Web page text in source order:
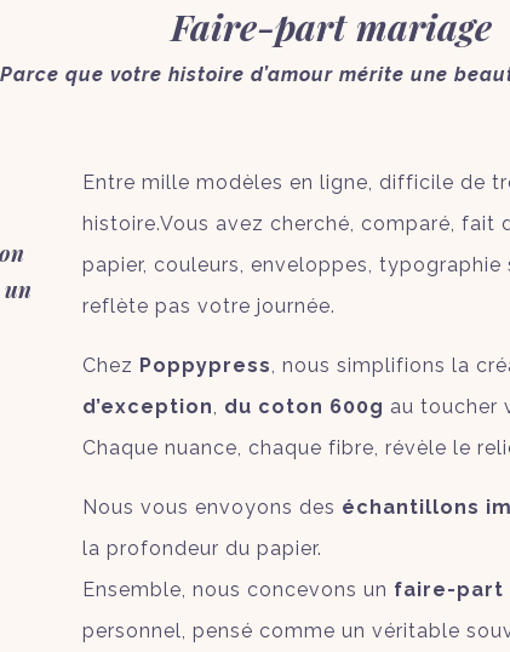
Faire-part mariage
Parce que votre histoire d’amour mérite une
Entre mille modèles en ligne, difficile de
histoire.Vous avez cherché, comparé, fait
papier, couleurs, enveloppes,
reflète pas votre journée.
Chez Poppypress, nous simplifions la
d’exception, du coton 600g au toucher
Chaque nuance, chaque fibre, révèle le
Nous vous envoyons des échantillons
la profondeur du papier.
Ensemble, nous concevons un faire-part
personnel, pensé comme un véritable